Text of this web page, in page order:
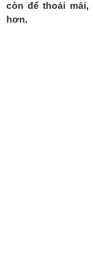
còn để thoải
hơn.